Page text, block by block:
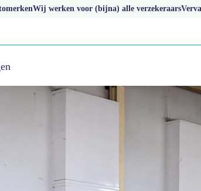
Wij werken voor (bijna) alle verzekeraars